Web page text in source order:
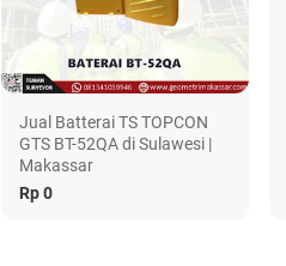
Jual Batterai TS TOPCON
GTS BT-52QA di Sulawesi |
Makassar
Rp 0